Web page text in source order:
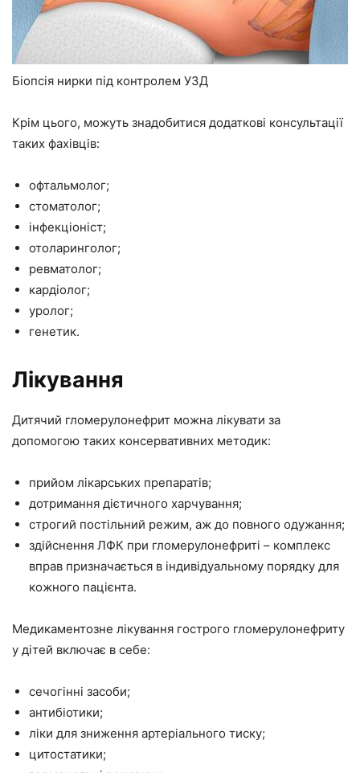
Біопсія нирки під контролем УЗД
Крім цього, можуть знадобитися додаткові консультації
таких фахівців:
офтальмолог;
стоматолог;
інфекціоніст;
отоларинголог;
ревматолог;
кардіолог;
уролог;
генетик.
Лікування
Дитячий гломерулонефрит можна лікувати за
допомогою таких консервативних методик:
прийом лікарських препаратів;
дотримання дієтичного харчування;
строгий постільний режим, аж до повного одужання;
здійснення ЛФК при гломерулонефриті – комплекс
вправ призначається в індивідуальному порядку для
кожного пацієнта.
Медикаментозне лікування гострого гломерулонефриту
у дітей включає в себе:
сечогінні засоби;
антибіотики;
ліки для зниження артеріального тиску;
цитостатики;